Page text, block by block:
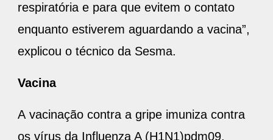
explicou o técnico da Sesma.
Vacina
influenza A (H3N2) e influenza B Victoria. A
Sesma reforça que a vacina não protege